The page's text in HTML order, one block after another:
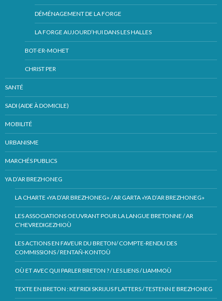
DÉMÉNAGEMENT DE LA FORGE
LA FORGE AUJOURD’HUI DANS LES HALLES
BOT-ER-MOHET
CHRIST PER
SANTÉ
SADI (AIDE À DOMICILE)
MOBILITÉ
URBANISME
MARCHÉS PUBLICS
YA D’AR BREZHONEG
LA CHARTE «YA D’AR BREZHONEG» / AR GARTA «YA D’AR BREZHONEG»
LES ASSOCIATIONS OEUVRANT POUR LA LANGUE BRETONNE / AR
C’HEVREDIGEZHIOÙ
LES ACTIONS EN FAVEUR DU BRETON/ COMPTE-RENDU DES
COMMISSIONS / RENTAÑ-KONTOÙ
OÙ ET AVEC QUI PARLER BRETON ? / LES LIENS / LIAMMOÙ
TEXTE EN BRETON : KEFRIDI SKRIJUS FLATTERS / TESTENN E BREZHONEG